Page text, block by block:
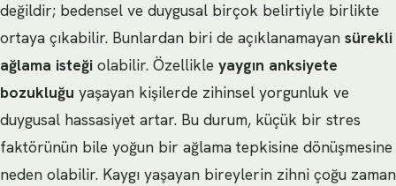
değildir; bedensel ve duygusal birçok belirtiyle birlikte
ortaya çıkabilir. Bunlardan biri de açıklanamayan sürekli
ağlama isteği olabilir. Özellikle yaygın anksiyete
bozukluğu yaşayan kişilerde zihinsel yorgunluk ve
duygusal hassasiyet artar. Bu durum, küçük bir stres
faktörünün bile yoğun bir ağlama tepkisine dönüşmesine
neden olabilir. Kaygı yaşayan bireylerin zihni çoğu zaman